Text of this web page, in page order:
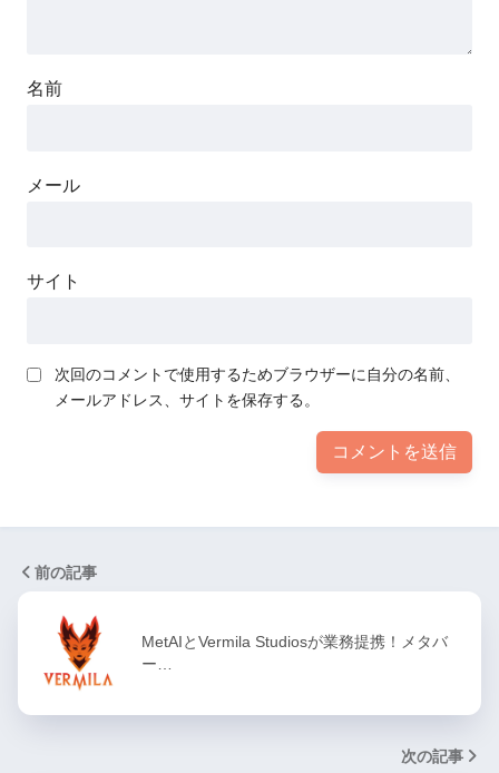
名前
メール
サイト
次回のコメントで使用するためブラウザーに自分の名前、
メールアドレス、サイトを保存する。
前の記事
MetAIとVermila Studiosが業務提携！メタバ
ー…
次の記事